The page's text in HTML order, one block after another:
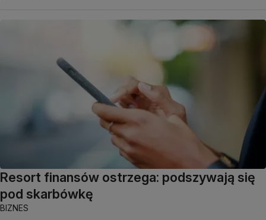
Resort finansów ostrzega: podszywają się
pod skarbówkę
BIZNES